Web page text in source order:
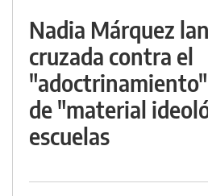
Nadia Márquez
cruzada contra el
de "material
escuelas